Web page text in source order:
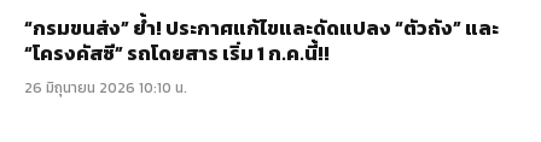
“กรมขนส่ง” ย้ำ! ประกาศแก้ไขและดัดแปลง “ตัวถัง” และ
“โครงคัสซี” รถโดยสาร เริ่ม 1 ก.ค.นี้!!
26 มิถุนายน 2026 10:10 น.